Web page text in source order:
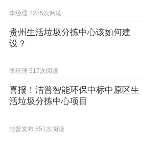
李经理 2285次阅读
贵州生活垃圾分拣中心该如何建
设？
李经理 517次阅读
喜报！洁普智能环保中标中原区生
活垃圾分拣中心项目
洁普发布 551次阅读